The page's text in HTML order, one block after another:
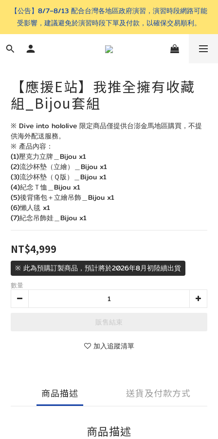
【公告】8/7–8/13 配合台灣各地區政府演習，演習時段網路可能
受影響，建議避免於演習時段下單及付款，以確保交易順利。
【應援E站】我推全擁有收藏
組_Bijou套組
※ Dive into hololive 限定商品僅提供台澎金馬地區購買，不提
供海外配送服務。
※ 產品內容：
(1)壓克力立牌＿Bijou x1
(2)流沙杯墊（立繪）＿Bijou x1
(3)流沙杯墊（Ｑ版）＿Bijou x1
(4)紀念Ｔ恤＿Bijou x1
(5)後背痛包＋立繪吊飾＿Bijou x1
(6)懶人毯 x1
(7)紀念吊飾娃＿Bijou x1
NT$4,999
※ 此為預購訂製商品，預計將於2026年8月初陸續出貨
數量
販售結束
加入追蹤清單
商品描述 送貨及付款方式
商品描述